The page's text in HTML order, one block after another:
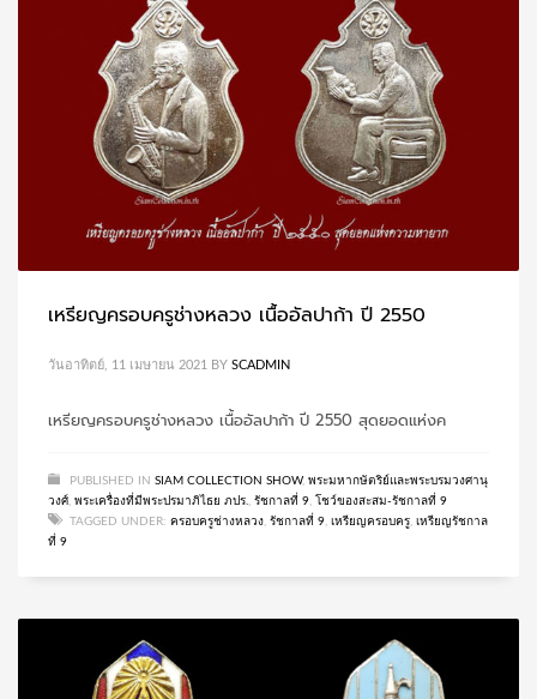
เหรียญครอบครูช่างหลวง เนื้ออัลปาก้า ปี 2550
วันอาทิตย์, 11 เมษายน 2021 BY SCADMIN
เหรียญครอบครูช่างหลวง เนื้ออัลปาก้า ปี 2550 สุดยอดแห่งค
PUBLISHED IN SIAM COLLECTION SHOW, พระมหากษัตริย์และพระบรมวงศานุ
วงศ์ พระเครื่องที่มีพระปรมาภิไธย ภปร. รัชกาลที่ 9
โชว์ของสะสม-รัชกาลที่ 9
TAGGED UNDER: ครอบครูช่างหลวง รัชกาลที่ 9 เหรียญครอบครู เหรียญรัชกาล
ที่ 9